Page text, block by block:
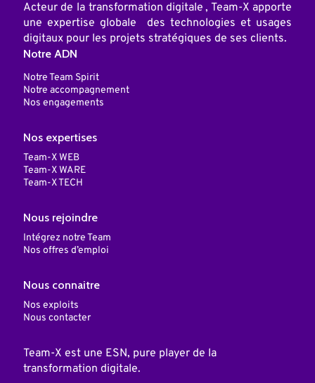
Acteur de la transformation digitale , Team-X apporte
une expertise globale des technologies et usages
digitaux pour les projets stratégiques de ses clients.
Notre ADN
Notre Team Spirit
Notre accompagnement
Nos engagements
Nos expertises
Team-X WEB
Team-X WARE
Team-X TECH
Nous rejoindre
Intégrez notre Team
Nos offres d’emploi
Nous connaitre
Nos exploits
Nous contacter
Team-X est une ESN, pure player de la
transformation digitale.